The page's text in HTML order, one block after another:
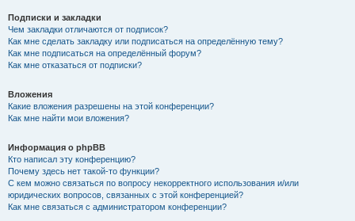
Подписки и закладки
Чем закладки отличаются от подписок?
Как мне сделать закладку или подписаться на определённую тему?
Как мне подписаться на определённый форум?
Как мне отказаться от подписки?
Вложения
Какие вложения разрешены на этой конференции?
Как мне найти мои вложения?
Информация о phpBB
Кто написал эту конференцию?
Почему здесь нет такой-то функции?
С кем можно связаться по вопросу некорректного использования и/или
юридических вопросов, связанных с этой конференцией?
Как мне связаться с администратором конференции?